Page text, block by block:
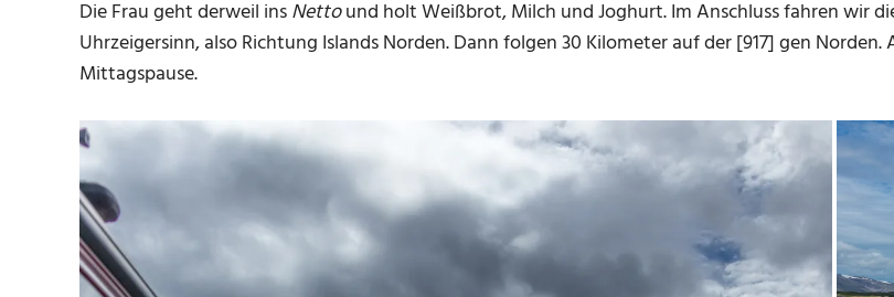
Die Frau geht derweil insNettound holt Weißbrot, Milch und Joghurt. Im Anschluss fahren wir
Uhrzeigersinn, also Richtung Islands Norden. Dann folgen 30 Kilometer auf der [917] gen Norden.
Mittagspause.